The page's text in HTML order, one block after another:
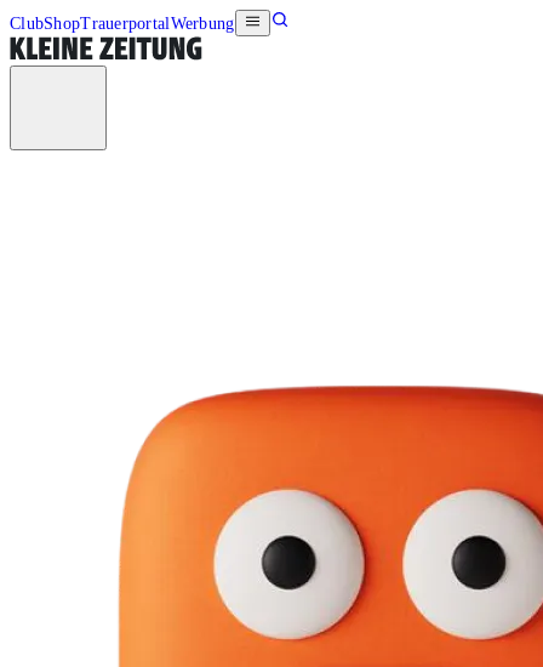
ClubShopTrauerportalWerbung